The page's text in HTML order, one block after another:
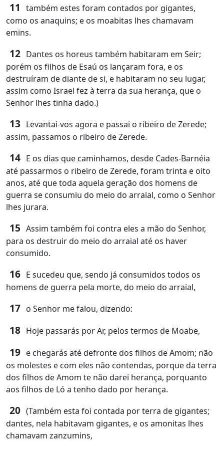
11
também estes foram contados por gigantes,
como os anaquins; e os moabitas lhes chamavam
emins.
12 Dantes os horeus também habitaram em Seir;
porém os filhos de Esaú os lançaram fora, e os
destruíram de diante de si, e habitaram no seu lugar,
assim como Israel fez à terra da sua herança, que o
Senhor lhes tinha dado.)
13 Levantai-vos agora e passai o ribeiro de Zerede;
assim, passamos o ribeiro de Zerede.
14 E os dias que caminhamos, desde Cades-Barnéia
até passarmos o ribeiro de Zerede, foram trinta e oito
anos, até que toda aquela geração dos homens de
guerra se consumiu do meio do arraial, como o Senhor
lhes jurara.
15 Assim também foi contra eles a mão do Senhor,
para os destruir do meio do arraial até os haver
consumido.
16 E sucedeu que, sendo já consumidos todos os
homens de guerra pela morte, do meio do arraial,
17 o Senhor me falou, dizendo:
18 Hoje passarás por Ar, pelos termos de Moabe,
19 e chegarás até defronte dos filhos de Amom; não
os molestes e com eles não contendas, porque da terra
dos filhos de Amom te não darei herança, porquanto
aos filhos de Ló a tenho dado por herança.
20 (Também esta foi contada por terra de gigantes;
dantes, nela habitavam gigantes, e os amonitas lhes
chamavam zanzumins,